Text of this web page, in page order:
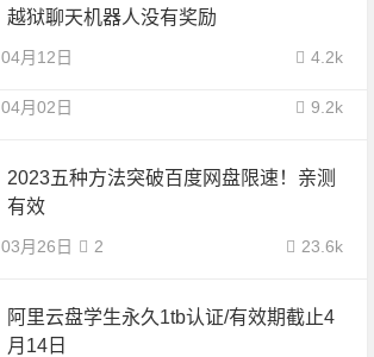
越狱聊天机器人没有奖励
04月12日 4.2k
04月02日 9.2k
2023五种方法突破百度网盘限速！亲测
有效
03月26日 23.6k
2
阿里云盘学生永久1tb认证/有效期截止4
月14日